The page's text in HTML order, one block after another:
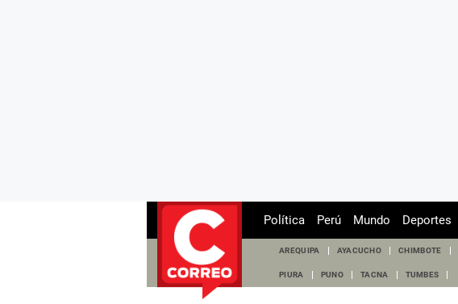
Política Perú Mundo Deportes
AREQUIPA AYACUCHO CHIMBOTE
PIURA PUNO TACNA TUMBES